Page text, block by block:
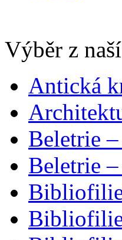
Výběr z
Antická
Beletrie –
Beletrie